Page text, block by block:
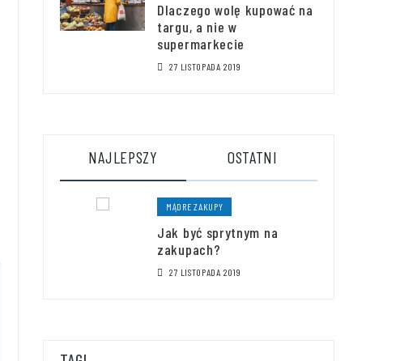
Dlaczego wolę kupować na
targu, a nie w
supermarkecie
27 LISTOPADA 2019
NAJLEPSZY OSTATNI
MĄDRE ZAKUPY
Jak być sprytnym na
zakupach?
27 LISTOPADA 2019